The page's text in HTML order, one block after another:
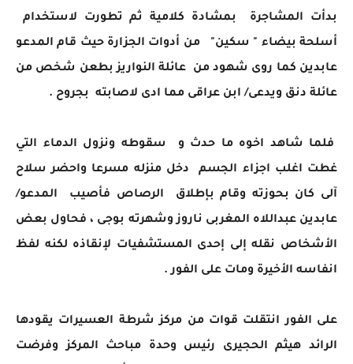
بدأت المشاجرة بمشادة كلامية ثم تطورت لاستخدام
أسلحة بيضاء " سكين" من أدوات الجزارة حيث قام المدعو
عابدين كما روى شهود من عائلة النواريز بطعن شخص من
عائلة دنق ويدعى/ ابن عراقى مما ادى لاصابته بجروح .
فلما شاهد اخوه ما حدث و سقوطه ونزول الدماء التي
غطت اغلب اجزاء الجسم دخل منزله مسرعا واحضر سلاح
آلى كان بحوزته وقام بإطلاق الرصاص فأصيب المدعو/
عابدين عبداللاه المغربى ناروز وشهرته بوجى ، فحاول بعض
الأشخاص نقله إلى إحدى المستشفيات لإنقاذه لكنه لفظ
انفاسه الأخيرة ومات على الفور .
على الفور انتقلت قوات من مركز شرطة العسيرات يقودها
الرائد هيثم الحجيرى رئيس وحدة مباحث المركز وفرضت